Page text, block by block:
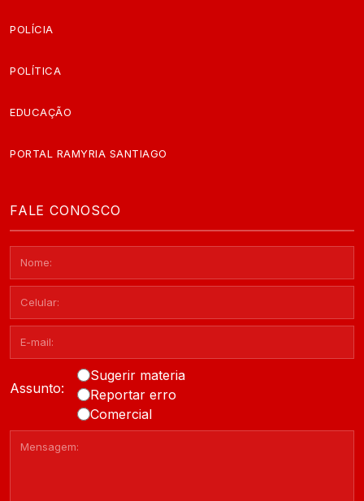
POLÍCIA
POLÍTICA
EDUCAÇÃO
PORTAL RAMYRIA SANTIAGO
FALE CONOSCO
Assunto:
Sugerir materia
Reportar erro
Comercial